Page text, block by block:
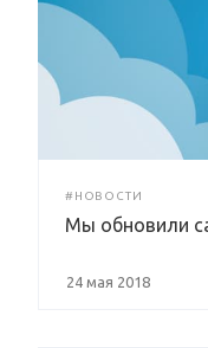
#НОВОСТИ
Мы обновили
24 мая 2018